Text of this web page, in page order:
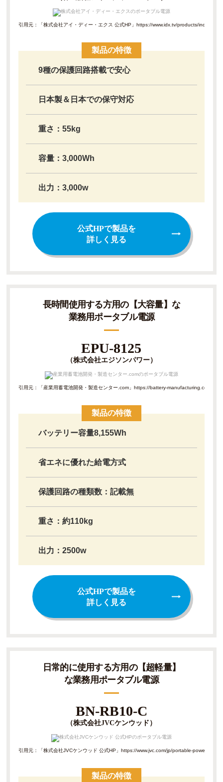
引用元：「株式会社アイ・ディー・エクス 公式HP」https://www.idx.tv/products/
製品の特徴
9種の保護回路搭載で安心
日本製＆日本での保守対応
重さ：55kg
容量：3,000Wh
出力：3,000w
公式HPで製品を
詳しく見る
長時間使用する方用の【大容量】な
業務用ポータブル電源
EPU-8125
（株式会社エジソンパワー）
引用元：「産業用蓄電池開発・製造センター.com」https://battery-manufacturing.com/
製品の特徴
バッテリー容量8,155Wh
省エネに優れた給電方式
保護回路の種類数：記載無
重さ：約110kg
出力：2500w
公式HPで製品を
詳しく見る
日常的に使用する方用の【超軽量】
な業務用ポータブル電源
BN-RB10-C
（株式会社JVCケンウッド）
引用元：「株式会社JVCケンウッド 公式HP」https://www.jvc.com/jp/portable-power-
製品の特徴